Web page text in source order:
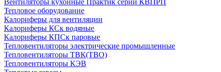
Вентиляторы кухонные Практик серии КВПРП
Тепловое оборудование
Калориферы для вентиляции
Калориферы КСк водяные
Калориферы КПСк паровые
Тепловентиляторы электрические промышленные
Тепловентиляторы ТВК(ТВО)
Тепловентиляторы КЭВ